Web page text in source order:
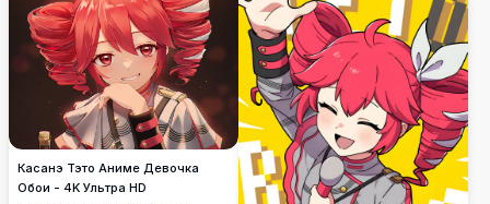
идеально подходит для любителей
аниме и поклонников японских
виртуальных певиц.
Касанэ Тэто Аниме Девочка
Обои - 4K Ультра HD